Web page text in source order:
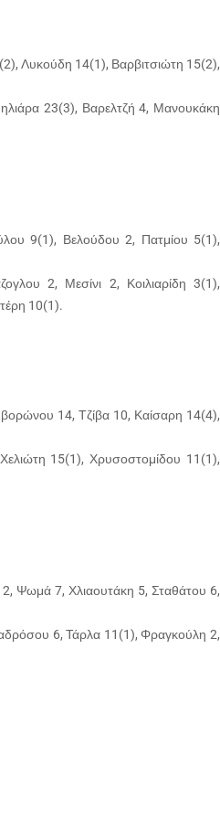
Λυκούδη 14(1), Βαρβιτσιώτη 15(2),
23(3), Βαρελτζή 4, Μανουκάκη
9(1), Βελούδου 2, Πατμίου 5(1),
2, Μεσίνι 2, Κοιλιαρίδη 3(1),
10(1).
14, Τζίβα 10, Καίσαρη 14(4),
15(1), Χρυσοστομίδου 11(1),
Ψωμά 7, Χλιαουτάκη 5, Σταθάτου 6,
6, Τάρλα 11(1), Φραγκούλη 2,